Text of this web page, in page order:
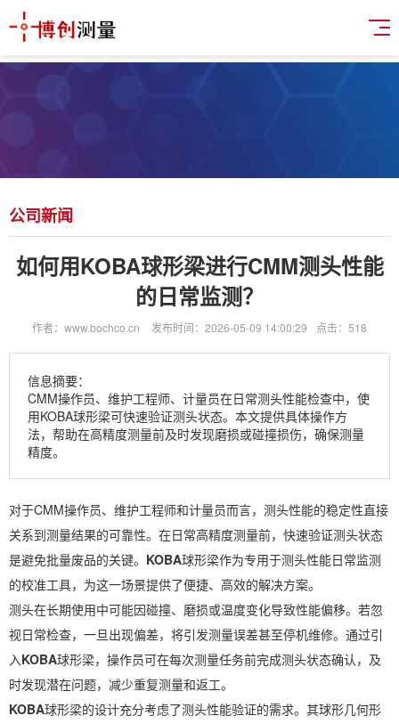
公司新闻
如何用KOBA球形梁进行CMM测头性能
的日常监测？
作者：www.bochco.cn 发布时间：2026-05-09 14:00:29 点击：518
信息摘要：
CMM操作员、维护工程师、计量员在日常测头性能检查中，使
用KOBA球形梁可快速验证测头状态。本文提供具体操作方
法，帮助在高精度测量前及时发现磨损或碰撞损伤，确保测量
精度。
对于CMM操作员、维护工程师和计量员而言，测头性能的稳定性直接
关系到测量结果的可靠性。在日常高精度测量前，快速验证测头状态
是避免批量废品的关键。 KOBA球形梁作为专用于测头性能日常监测
的校准工具，为这一场景提供了便捷、高效的解决方案。
测头在长期使用中可能因碰撞、磨损或温度变化导致性能偏移。若忽
视日常检查，一旦出现偏差，将引发测量误差甚至停机维修。通过引
入KOBA球形梁，操作员可在每次测量任务前完成测头状态确认，及
时发现潜在问题，减少重复测量和返工。
KOBA球形梁的设计充分考虑了测头性能验证的需求。其球形几何形